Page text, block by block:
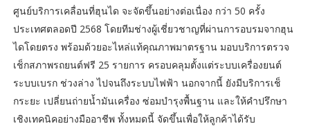
ศูนย์บริการเคลื่อนที่ฮุนได จะจัดขึ้นอย่างต่อเนื่อง กว่า 50 ครั้ง
ประเทศตลอดปี 2568 โดยทีมช่างผู้เชี่ยวชาญที่ผ่านการอบรมจากฮุน
ไดโดยตรง พร้อมด้วยอะไหล่แท้คุณภาพมาตรฐาน มอบบริการตรวจ
เช็กสภาพรถยนต์ฟรี 25 รายการ ครอบคลุมตั้งแต่ระบบเครื่องยนต์
ระบบเบรก ช่วงล่าง ไปจนถึงระบบไฟฟ้า นอกจากนี้ ยังมีบริการเช็
กระยะ เปลี่ยนถ่ายน้ำมันเครื่อง ซ่อมบำรุงพื้นฐาน และให้คำปรึกษา
เชิงเทคนิคอย่างมืออาชีพ ทั้งหมดนี้ จัดขึ้นเพื่อให้ลูกค้าได้รับ